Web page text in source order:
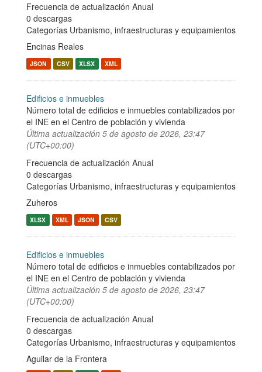
Frecuencia de actualización Anual
0 descargas
Categorías Urbanismo, infraestructuras y equipamientos
Encinas Reales
JSON CSV XLSX XML
Edificios e inmuebles
Número total de edificios e inmuebles contabilizados por
el INE en el Centro de población y vivienda
Última actualización 5 de agosto de 2026, 23:47
(UTC+00:00)
Frecuencia de actualización Anual
0 descargas
Categorías Urbanismo, infraestructuras y equipamientos
Zuheros
XLSX XML JSON CSV
Edificios e inmuebles
Número total de edificios e inmuebles contabilizados por
el INE en el Centro de población y vivienda
Última actualización 5 de agosto de 2026, 23:47
(UTC+00:00)
Frecuencia de actualización Anual
0 descargas
Categorías Urbanismo, infraestructuras y equipamientos
Aguilar de la Frontera